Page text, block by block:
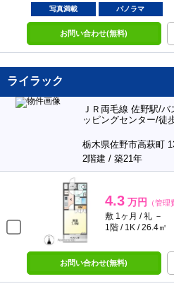
写真満載 パノラマ
お問い合わせ(無料)
ライラック
ＪＲ両毛線 佐野駅/
ッピングセンター/徒
栃木県佐野市高萩町
2階建 / 築21年
4.3 万円 （管理
敷 1ヶ月 / 礼 －
1階 / 1K / 26.4㎡
お問い合わせ(無料)